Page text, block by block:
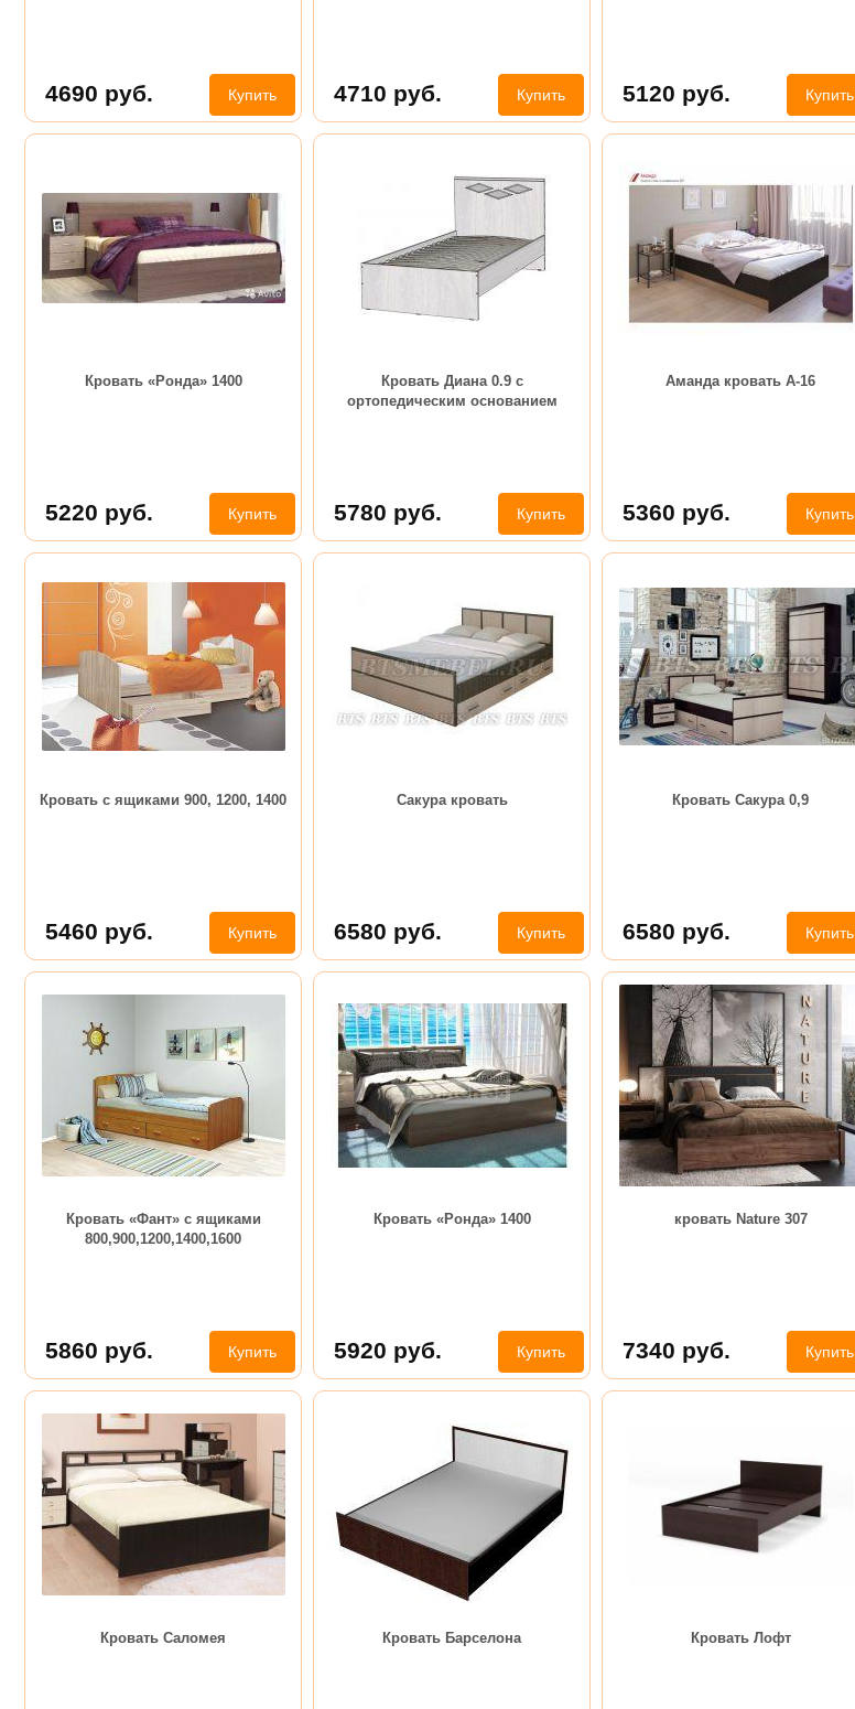
4690 руб. Купить 4710 руб. Купить 5120 руб. Купить
Кровать «Ронда» 1400
5220 руб. Купить
Кровать Диана 0.9 с
ортопедическим основанием
5780 руб. Купить
Аманда кровать А-16
5360 руб. Купить
Кровать с ящиками 900, 1200, 1400
5460 руб. Купить
Сакура кровать
6580 руб. Купить
Кровать Сакура 0,9
6580 руб. Купить
Кровать «Фант» с ящиками
800,900,1200,1400,1600
5860 руб. Купить
Кровать «Ронда» 1400
5920 руб. Купить
кровать Nature 307
7340 руб. Купить
Кровать Саломея Кровать Барселона Кровать Лофт